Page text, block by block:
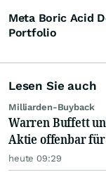
Meta Boric Acid
Portfolio
Lesen Sie auch
Milliarden-Buyback
Warren Buffett
Aktie offenbar
heute 09:29